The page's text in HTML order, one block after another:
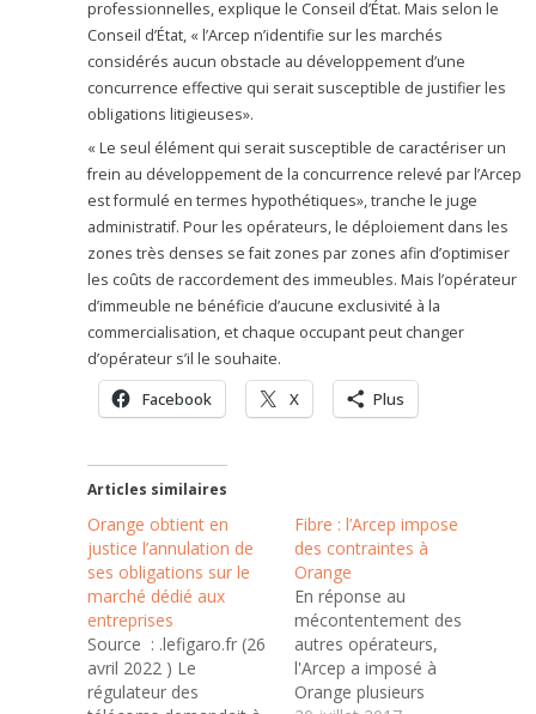
professionnelles, explique le Conseil d’État. Mais selon le
Conseil d’État, « l’Arcep n’identifie sur les marchés
considérés aucun obstacle au développement d’une
concurrence effective qui serait susceptible de justifier les
obligations litigieuses».
« Le seul élément qui serait susceptible de caractériser un
frein au développement de la concurrence relevé par l’Arcep
est formulé en termes hypothétiques», tranche le juge
administratif. Pour les opérateurs, le déploiement dans les
zones très denses se fait zones par zones afin d’optimiser
les coûts de raccordement des immeubles. Mais l’opérateur
d’immeuble ne bénéficie d’aucune exclusivité à la
commercialisation, et chaque occupant peut changer
d’opérateur s’il le souhaite.
Facebook X Plus
Articles similaires
Orange obtient en
justice l’annulation de
ses obligations sur le
marché dédié aux
entreprises
Source : .lefigaro.fr (26
avril 2022 ) Le
régulateur des
Fibre : l’Arcep impose
des contraintes à
Orange
En réponse au
mécontentement des
autres opérateurs,
l'Arcep a imposé à
Orange plusieurs